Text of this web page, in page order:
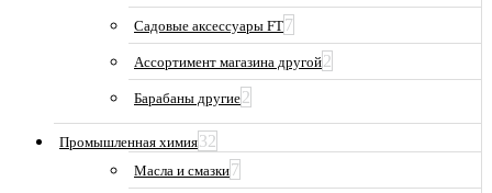
Садовые аксессуары FT7
Ассортимент магазина другой2
Барабаны другие2
Промышленная химия32
Масла и смазки7